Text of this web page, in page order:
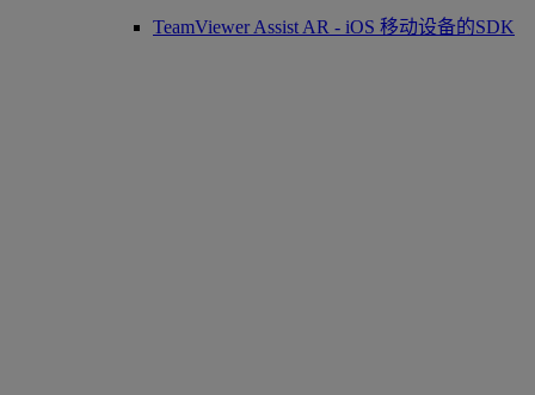
TeamViewer Assist AR - iOS 移动设备的SDK